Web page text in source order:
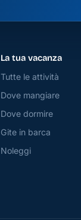
La tua vacanza
Tutte le attività
Dove mangiare
Dove dormire
Gite in barca
Noleggi